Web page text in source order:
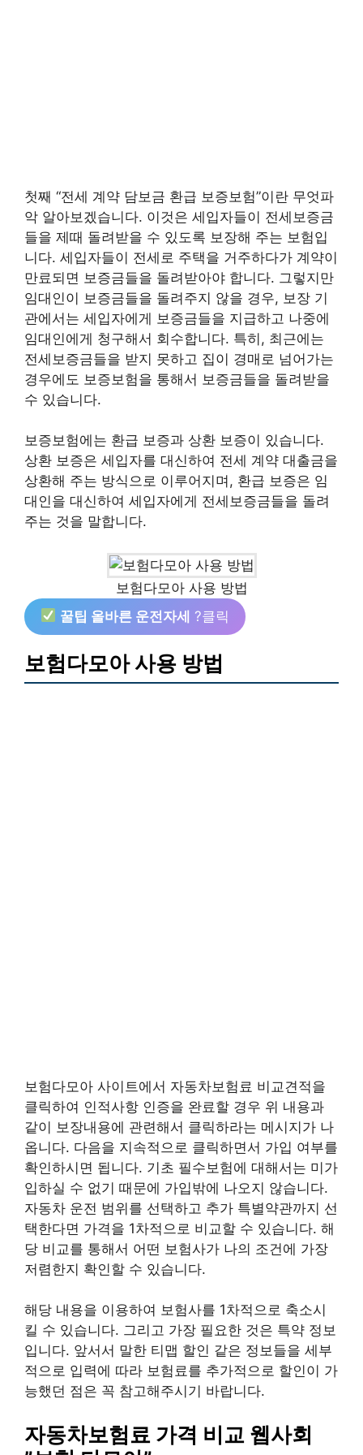
첫째 “전세 계약 담보금 환급 보증보험”이란 무엇파
악 알아보겠습니다. 이것은 세입자들이 전세보증금
들을 제때 돌려받을 수 있도록 보장해 주는 보험입
니다. 세입자들이 전세로 주택을 거주하다가 계약이
만료되면 보증금들을 돌려받아야 합니다. 그렇지만
임대인이 보증금들을 돌려주지 않을 경우, 보장 기
관에서는 세입자에게 보증금들을 지급하고 나중에
임대인에게 청구해서 회수합니다. 특히, 최근에는
전세보증금들을 받지 못하고 집이 경매로 넘어가는
경우에도 보증보험을 통해서 보증금들을 돌려받을
수 있습니다.
보증보험에는 환급 보증과 상환 보증이 있습니다.
상환 보증은 세입자를 대신하여 전세 계약 대출금을
상환해 주는 방식으로 이루어지며, 환급 보증은 임
대인을 대신하여 세입자에게 전세보증금들을 돌려
주는 것을 말합니다.
보험다모아 사용 방법
꿀팁 올바른 운전자세 ?클릭
보험다모아 사용 방법
보험다모아 사이트에서 자동차보험료 비교견적을
클릭하여 인적사항 인증을 완료할 경우 위 내용과
같이 보장내용에 관련해서 클릭하라는 메시지가 나
옵니다. 다음을 지속적으로 클릭하면서 가입 여부를
확인하시면 됩니다. 기초 필수보험에 대해서는 미가
입하실 수 없기 때문에 가입밖에 나오지 않습니다.
자동차 운전 범위를 선택하고 추가 특별약관까지 선
택한다면 가격을 1차적으로 비교할 수 있습니다. 해
당 비교를 통해서 어떤 보험사가 나의 조건에 가장
저렴한지 확인할 수 있습니다.
해당 내용을 이용하여 보험사를 1차적으로 축소시
킬 수 있습니다. 그리고 가장 필요한 것은 특약 정보
입니다. 앞서서 말한 티맵 할인 같은 정보들을 세부
적으로 입력에 따라 보험료를 추가적으로 할인이 가
능했던 점은 꼭 참고해주시기 바랍니다.
자동차보험료 가격 비교 웹사회